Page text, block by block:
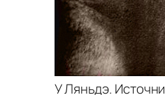
У Ляньдэ.